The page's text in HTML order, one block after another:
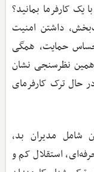
کارفرما بمانید؟
داشتن امنیت
حمایت، همگی
همین نظرسنجی نشان
حال ترک کارفرمای
شامل مدیران بد،
استقلال کم و